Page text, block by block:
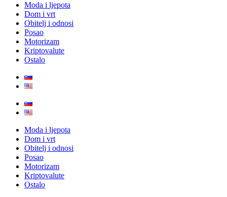
Moda i ljepota
Dom i vrt
Obitelj i odnosi
Posao
Motorizam
Kriptovalute
Ostalo
Moda i ljepota
Dom i vrt
Obitelj i odnosi
Posao
Motorizam
Kriptovalute
Ostalo